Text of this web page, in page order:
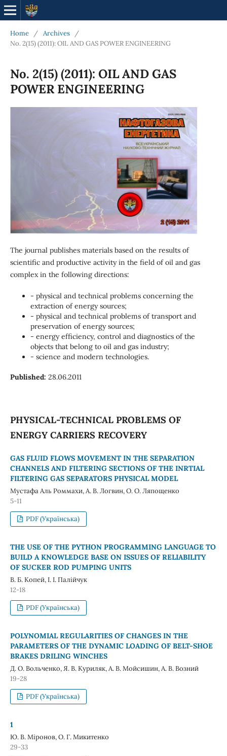
Home / Archives
/
No. 2(15) (2011): OIL AND GAS POWER ENGINEERING
No. 2(15) (2011): OIL AND GAS
POWER ENGINEERING
The journal publishes materials based on the results of
scientific and productive activity in the field of oil and gas
complex in the following directions:
- physical and technical problems concerning the
extraction of energy sources;
- physical and technical problems of transport and
preservation of energy sources;
- energy efficiency, control and diagnostics of the
objects that belong to oil and gas industry;
- science and modern technologies.
Published: 28.06.2011
PHYSICAL-TECHNICAL PROBLEMS OF
ENERGY CARRIERS RECOVERY
GAS FLUID FLOWS MOVEMENT IN THE SEPARATION
CHANNELS AND FILTERING SECTIONS OF THE INRTIAL
FILTERING GAS SEPARATORS PHYSICAL MODEL
Мустафа Аль Роммахи, А. В. Логвин, О. О. Ляпощенко
5-11
PDF (Українська)
THE USE OF THE PYTHON PROGRAMMING LANGUAGE TO
BUILD A KNOWLEDGE BASE ON ISSUES OF RELIABILITY
OF SUCKER ROD PUMPING UNITS
В. Б. Копей, І. І. Палійчук
12-18
PDF (Українська)
POLYNOMIAL REGULARITIES OF CHANGES IN THE
PARAMETERS OF THE DYNAMIC LOADING OF BELT-SHOE
BRAKES DRILING WINCHES
Д. О. Вольченко, Я. В. Куриляк, А. В. Мойсишин, А. В. Возний
19-28
PDF (Українська)
1
Ю. В. Міронов, О. Г. Микитенко
29-33